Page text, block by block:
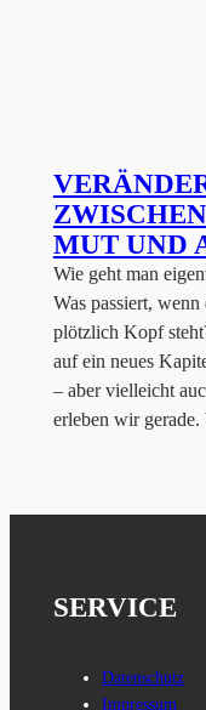
MUT UND
Wie geht man
Was passiert,
plötzlich Kopf
auf ein neues
– aber vielleicht
erleben wir
SERVICE
Datenschutz
Impressum